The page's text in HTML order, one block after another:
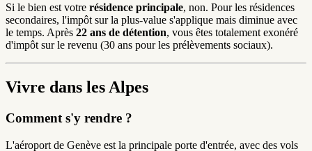
Si le bien est votre résidence principale, non. Pour les résidences
secondaires, l'impôt sur la plus-value s'applique mais diminue avec
le temps. Après 22 ans de détention, vous êtes totalement exonéré
d'impôt sur le revenu (30 ans pour les prélèvements sociaux).
Vivre dans les Alpes
Comment s'y rendre ?
L'aéroport de Genève est la principale porte d'entrée, avec des vols